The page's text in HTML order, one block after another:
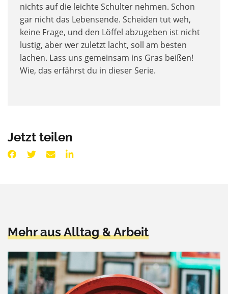
nichts auf die leichte Schulter nehmen. Schon
gar nicht das Lebensende. Scheiden tut weh,
keine Frage, und den Löffel abzugeben ist nicht
lustig, aber wer zuletzt lacht, soll am besten
lachen. Lass uns gemeinsam ins Gras beißen!
Wie, das erfährst du in dieser Serie.
Jetzt teilen
Mehr aus Alltag & Arbeit